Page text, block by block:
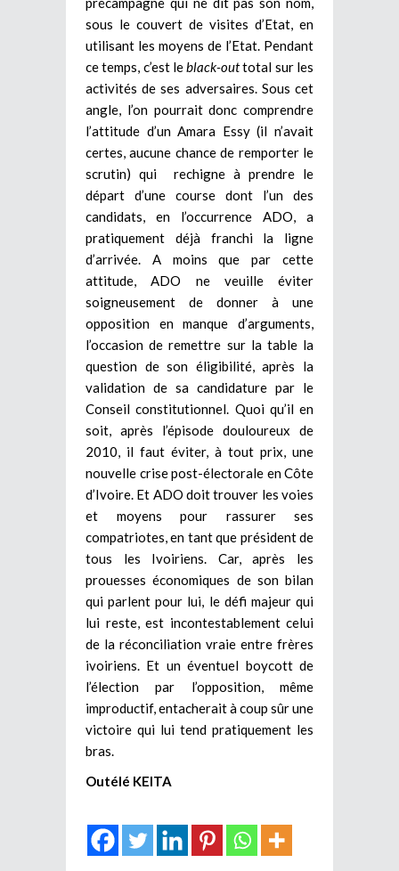
sous le couvert de visites d’Etat, en
utilisant les moyens de l’Etat. Pendant
ce temps, c’est leblack-outtotal sur les
activités de ses adversaires. Sous cet
angle, l’on pourrait donc comprendre
l’attitude d’un Amara Essy (il n’avait
certes, aucune chance de remporter le
scrutin) qui rechigne à prendre le
départ d’une course dont l’un des
candidats, en l’occurrence ADO, a
pratiquement déjà franchi la ligne
d’arrivée. A moins que par cette
attitude, ADO ne veuille éviter
soigneusement de donner à une
opposition en manque d’arguments,
l’occasion de remettre sur la table la
question de son éligibilité, après la
validation de sa candidature par le
Conseil constitutionnel. Quoi qu’il en
soit, après l’épisode douloureux de
2010, il faut éviter, à tout prix, une
nouvelle crise post-électorale en Côte
d’Ivoire. Et ADO doit trouver les voies
et moyens pour rassurer ses
compatriotes, en tant que président de
tous les Ivoiriens. Car, après les
prouesses économiques de son bilan
qui parlent pour lui, le défi majeur qui
lui reste, est incontestablement celui
de la réconciliation vraie entre frères
ivoiriens. Et un éventuel boycott de
l’élection par l’opposition, même
improductif, entacherait à coup sûr une
victoire qui lui tend pratiquement les
bras.
Outélé KEITA